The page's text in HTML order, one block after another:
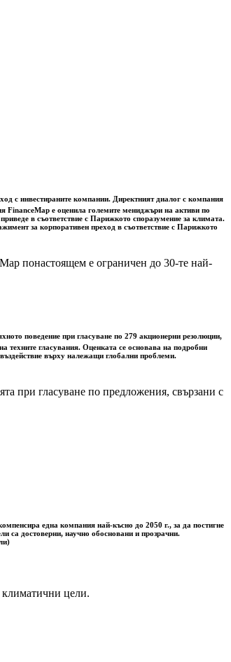
с инвестираните компании. Директният диалог с компания
FinanceMap е оценила големите мениджъри на активи по
в съответствие с Парижкото споразумение за климата.
за корпоративен преход в съответствие с Парижкото
понастоящем е ограничен до 30-те най-
поведение при гласуване по 279 акционерни резолюции,
техните гласувания. Оценката се основава на подробни
върху належащи глобални проблеми.
при гласуване по предложения, свързани с
една компания най-късно до 2050 г., за да постигне
са достоверни, научно обосновани и прозрачни.
цели.